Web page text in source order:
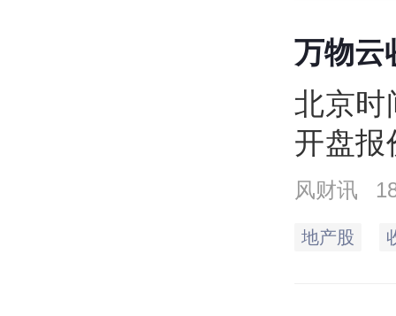
万物云
万手
北京时
开盘报
14.9元
元，
风财讯
地产股